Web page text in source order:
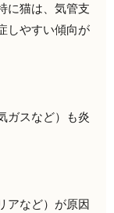
に猫は、気管支
しやすい傾向が
ガスなど）も炎
アなど）が原因